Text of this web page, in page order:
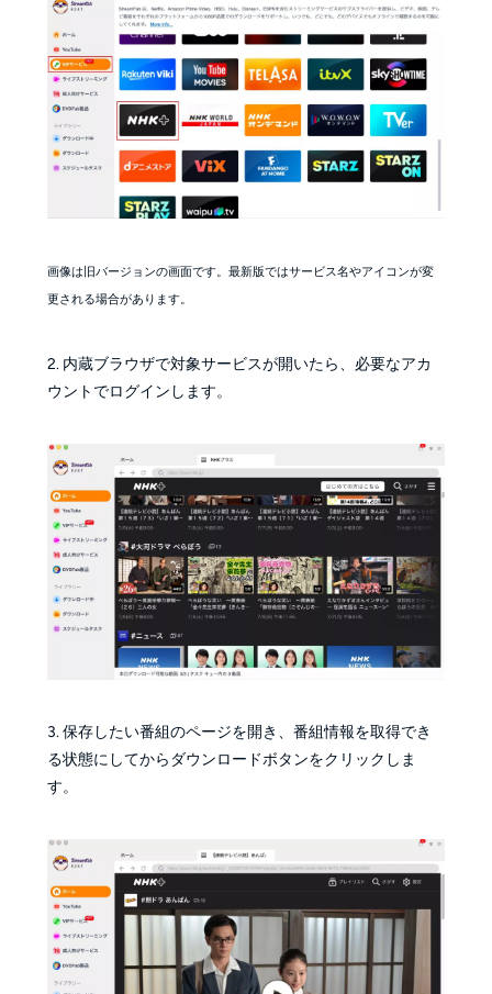
画像は旧バージョンの画面です。最新版ではサービス名やアイコンが変
更される場合があります。
2. 内蔵ブラウザで対象サービスが開いたら、必要なアカ
ウントでログインします。
3. 保存したい番組のページを開き、番組情報を取得でき
る状態にしてからダウンロードボタンをクリックしま
す。